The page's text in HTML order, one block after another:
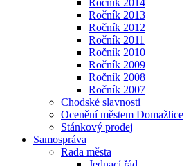
Ročník 2014
Ročník 2013
Ročník 2012
Ročník 2011
Ročník 2010
Ročník 2009
Ročník 2008
Ročník 2007
Chodské slavnosti
Ocenění městem Domažlice
Stánkový prodej
Samospráva
Rada města